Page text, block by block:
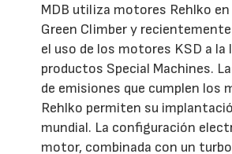
MDB utiliza motores Rehlko en
Green Climber y
el uso de los motores KSD a la
productos Special Machines.
de emisiones que cumplen los
Rehlko permiten su
mundial. La configuración
motor, combinada con un